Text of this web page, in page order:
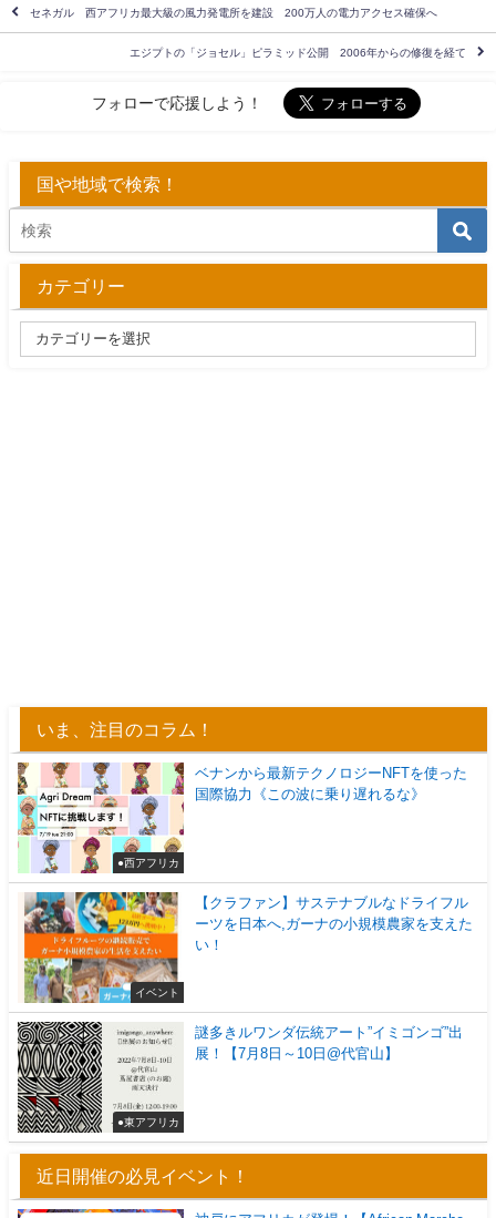
セネガル 西アフリカ最大級の風力発電所を建設 200万人の電力アクセス確保へ
エジプトの「ジョセル」ピラミッド公開 2006年からの修復を経て
フォローで応援しよう！
国や地域で検索！
カテゴリー
いま、注目のコラム！
●西アフリカ
ベナンから最新テクノロジーNFTを使った
国際協力《この波に乗り遅れるな》
イベント
【クラファン】サステナブルなドライフル
ーツを日本へ,ガーナの小規模農家を支えた
い！
●東アフリカ
謎多きルワンダ伝統アート”イミゴンゴ”出
展！【7月8日～10日@代官山】
近日開催の必見イベント！